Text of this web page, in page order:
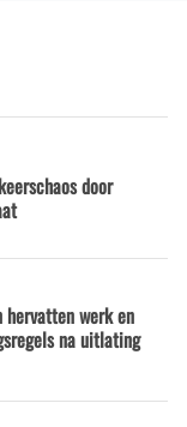
door
hervatten werk en
na uitlating